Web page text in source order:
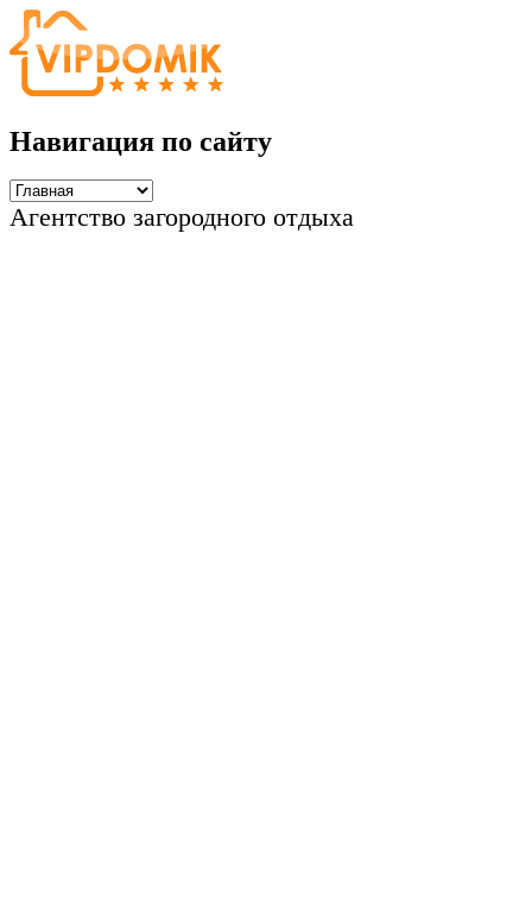
Навигация по сайту
Агентство загородного отдыха